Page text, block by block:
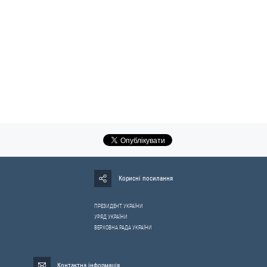
Корисні посилання
ПРЕЗИДЕНТ УКРАЇНИ
УРЯД УКРАЇНИ
ВЕРХОВНА РАДА УКРАЇНИ
Контактна інформація